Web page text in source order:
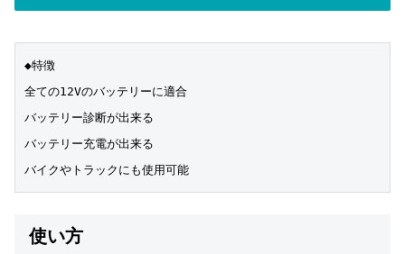
◆特徴
全ての12Vのバッテリーに適合
バッテリー診断が出来る
バッテリー充電が出来る
バイクやトラックにも使用可能
使い方